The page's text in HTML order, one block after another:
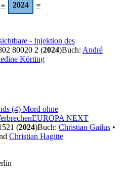
2024
- Injektion des
80020 2 (2024)Buch: André
Körting
(4) Mord ohne
EUROPA NEXT
(2024)Buch: Christian Gailus •
Christian Hagitte